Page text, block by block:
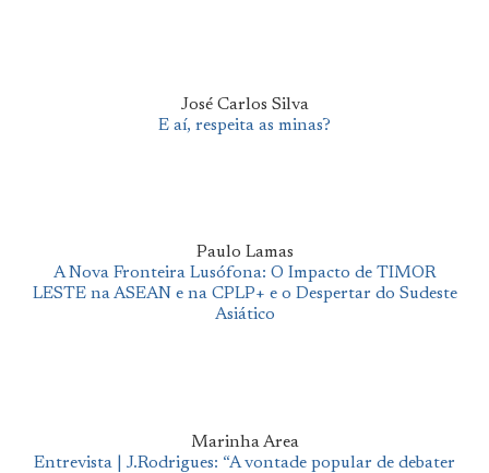
José Carlos Silva
E aí, respeita as minas?
Paulo Lamas
A Nova Fronteira Lusófona: O Impacto de TIMOR
LESTE na ASEAN e na CPLP+ e o Despertar do Sudeste
Asiático
Marinha Area
Entrevista | J.Rodrigues: “A vontade popular de debater